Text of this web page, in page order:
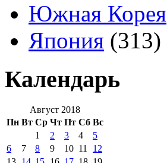
Южная Корея
Япония (313)
Календарь
Август 2018
Пн Вт Ср Чт Пт Сб Вс
1 2 3 4
5
6
7 8 9 10 11
12